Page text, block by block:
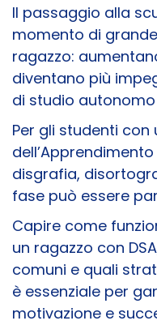
Il passaggio alla
momento di
ragazzo:
diventano più
di studio
Per gli studenti con
disgrafia,
fase può essere
Capire come
un ragazzo con
comuni e quali
è essenziale per
motivazione e